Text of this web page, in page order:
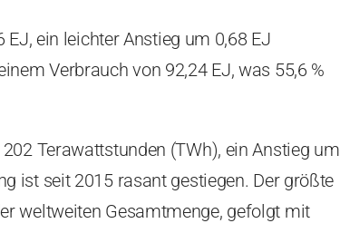
ein leichter Anstieg um 0,68 EJ
Verbrauch von 92,24 EJ, was 55,6 %
Terawattstunden (TWh), ein Anstieg um
ist seit 2015 rasant gestiegen. Der größte
weltweiten Gesamtmenge, gefolgt mit